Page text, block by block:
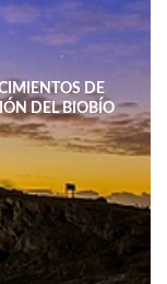
DE
DEL BIOBÍO